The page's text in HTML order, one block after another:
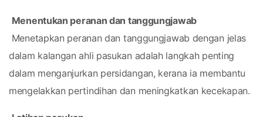
Menentukan peranan dan tanggungjawab
dalam kalangan ahli pasukan adalah langkah penting
dalam menganjurkan persidangan, kerana ia membantu
mengelakkan pertindihan dan meningkatkan kecekapan.